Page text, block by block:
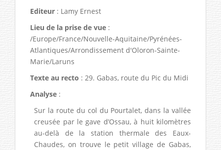
Editeur : Lamy Ernest
Lieu de la prise de vue :
/Europe/France/Nouvelle-Aquitaine/Pyrénées-
Atlantiques/Arrondissement d'Oloron-Sainte-
Marie/Laruns
Texte au recto : 29. Gabas, route du Pic du Midi
Analyse :
Sur la route du col du Pourtalet, dans la vallée
creusée par le gave d’Ossau, à huit kilomètres
au-delà de la station thermale des Eaux-
Chaudes, on trouve le petit village de Gabas,